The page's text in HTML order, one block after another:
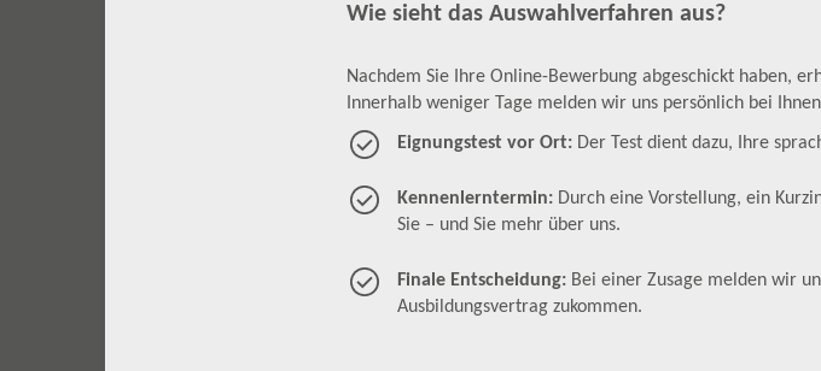
Wie sieht das Auswahlverfahren aus?
Nachdem Sie Ihre Online-Bewerbung abgeschickt haben,
Innerhalb weniger Tage melden wir uns persönlich bei
Eignungstest vor Ort: Der Test dient dazu, Ihre
Kennenlerntermin: Durch eine Vorstellung, ein
Sie – und Sie mehr über uns.
Finale Entscheidung: Bei einer Zusage melden wir
Ausbildungsvertrag zukommen.